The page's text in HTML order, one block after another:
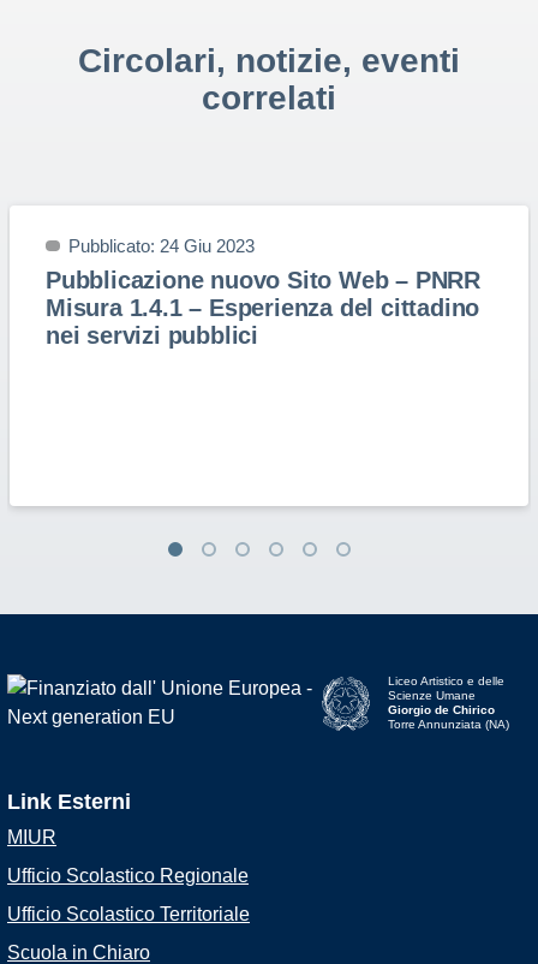
Circolari, notizie, eventi
correlati
Pubblicato: 24 Giu 2023
Pubblicazione nuovo Sito Web – PNRR
Misura 1.4.1 – Esperienza del cittadino
nei servizi pubblici
Liceo Artistico e delle
Scienze Umane
Giorgio de Chirico
Torre Annunziata (NA)
Link Esterni
MIUR
Ufficio Scolastico Regionale
Ufficio Scolastico Territoriale
Scuola in Chiaro